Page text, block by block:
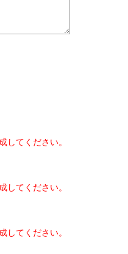
てください。
てください。
てください。